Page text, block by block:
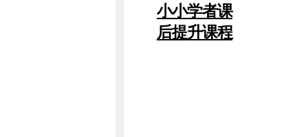
小小学者课
后提升课程